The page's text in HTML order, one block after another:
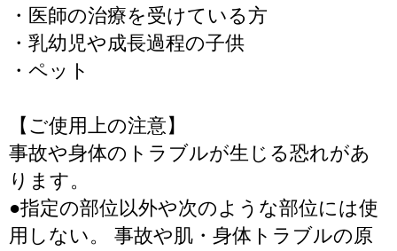
・医師の治療を受けている方
・乳幼児や成長過程の子供
・ペット
【ご使用上の注意】
事故や身体のトラブルが生じる恐れがあ
ります。
●指定の部位以外や次のような部位には使
用しない。 事故や肌・身体トラブルの原